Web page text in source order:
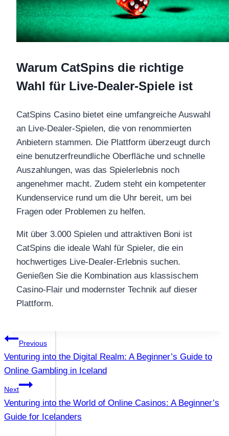
Warum CatSpins die richtige
Wahl für Live-Dealer-Spiele ist
CatSpins Casino bietet eine umfangreiche Auswahl
an Live-Dealer-Spielen, die von renommierten
Anbietern stammen. Die Plattform überzeugt durch
eine benutzerfreundliche Oberfläche und schnelle
Auszahlungen, was das Spielerlebnis noch
angenehmer macht. Zudem steht ein kompetenter
Kundenservice rund um die Uhr bereit, um bei
Fragen oder Problemen zu helfen.
Mit über 3.000 Spielen und attraktiven Boni ist
CatSpins die ideale Wahl für Spieler, die ein
hochwertiges Live-Dealer-Erlebnis suchen.
Genießen Sie die Kombination aus klassischem
Casino-Flair und modernster Technik auf dieser
Plattform.
แนะแนว
เรื่อง
Previous
Venturing into the Digital Realm: A Beginner’s Guide to
Online Gambling in Iceland
Next
Venturing into the World of Online Casinos: A Beginner’s
Guide for Icelanders